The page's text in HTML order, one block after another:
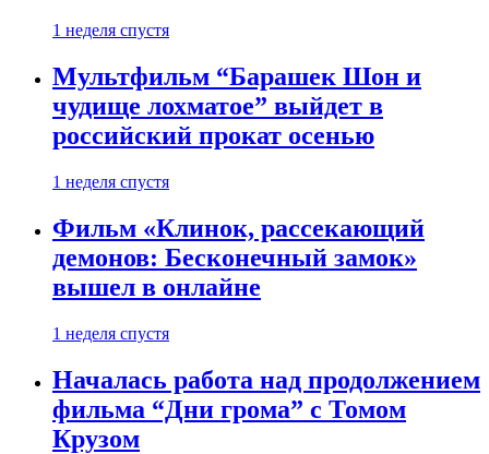
1 неделя спустя
Мультфильм “Барашек Шон и
чудище лохматое” выйдет в
российский прокат осенью
1 неделя спустя
Фильм «Клинок, рассекающий
демонов: Бесконечный замок»
вышел в онлайне
1 неделя спустя
Началась работа над продолжением
фильма “Дни грома” с Томом
Крузом